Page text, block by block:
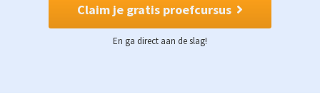
Claim je gratis proefcursus
En ga direct aan de slag!